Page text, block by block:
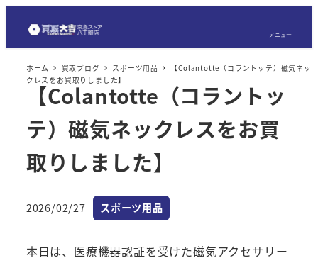
メニュー
ホーム 買取ブログ スポーツ用品
【Colantotte（コラントッテ）磁気ネッ
クレスをお買取りしました】
【Colantotte（コラントッ
テ）磁気ネックレスをお買
取りしました】
投稿日
2026/02/27 カテゴリー
スポーツ用品
本日は、医療機器認証を受けた磁気アクセサリー